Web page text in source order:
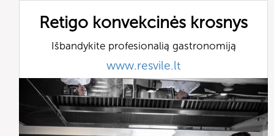
Retigo konvekcinės krosnys
Išbandykite profesionalią gastronomiją
www.resvile.lt